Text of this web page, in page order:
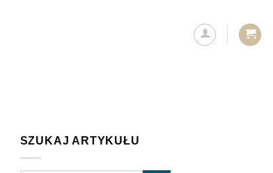
SZUKAJ ARTYKUŁU